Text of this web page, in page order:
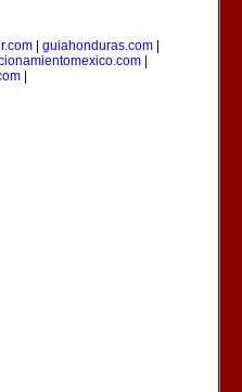
guiahonduras.com